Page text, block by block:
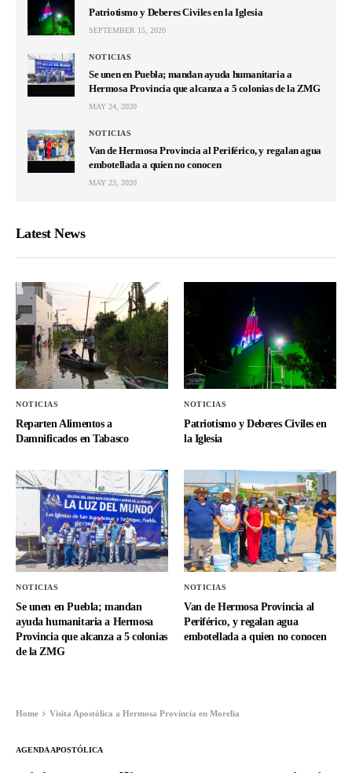
Patriotismo y Deberes Civiles en la Iglesia
SEPTEMBER 15, 2020
NOTICIAS
Se unen en Puebla; mandan ayuda humanitaria a
Hermosa Provincia que alcanza a 5 colonias de la ZMG
MAY 24, 2020
NOTICIAS
Van de Hermosa Provincia al Periférico, y regalan agua
embotellada a quien no conocen
MAY 23, 2020
Latest News
NOTICIAS
Reparten Alimentos a
Damnificados en Tabasco
NOTICIAS
Patriotismo y Deberes Civiles en
la Iglesia
NOTICIAS
Se unen en Puebla; mandan
ayuda humanitaria a Hermosa
Provincia que alcanza a 5 colonias
de la ZMG
NOTICIAS
Van de Hermosa Provincia al
Periférico, y regalan agua
embotellada a quien no conocen
Home Visita Apostólica a Hermosa Provincia en Morelia
AGENDA APOSTÓLICA